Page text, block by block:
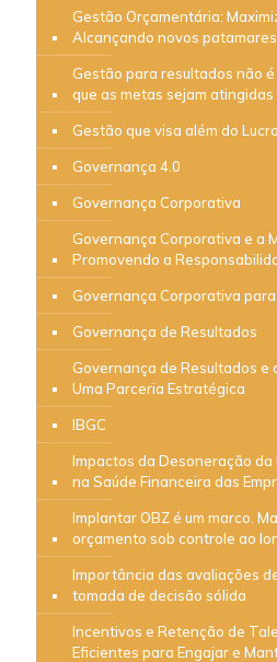
Gestão Orçamentária:
Alcançando novos
Gestão para resultados não
que as metas sejam atingidas
Gestão que visa além do Lucro
Governança 4.0
Governança Corporativa
Governança Corporativa e a
Promovendo a
Governança Corporativa para
Governança de Resultados
Governança de Resultados e
Uma Parceria Estratégica
IBGC
Impactos da Desoneração
na Saúde Financeira das
Implantar OBZ é um marco.
orçamento sob controle ao
Importância das avaliações
tomada de decisão sólida
Incentivos e Retenção de
Eficientes para Engajar e